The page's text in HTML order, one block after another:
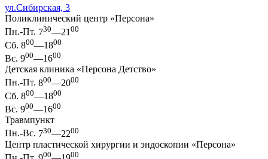
ул.Сибирская, 3
Поликлинический центр «Персона»
Пн.-Пт. 730—21 00
Сб. 800—1800
Вс. 900—1600
Детская клиника «Персона Детство»
Пн.-Пт. 800—2000
Сб. 800—1800
Вс. 900—1600
Травмпункт
Пн.-Вс. 730—2200
Центр пластической хирургии и эндоскопии «Персона»
00 00